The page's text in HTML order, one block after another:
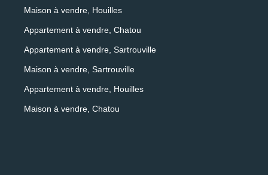
Maison à vendre, Houilles
Appartement à vendre, Chatou
Appartement à vendre, Sartrouville
Maison à vendre, Sartrouville
Appartement à vendre, Houilles
Maison à vendre, Chatou